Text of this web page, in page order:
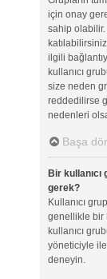
için onay
sahip olabilir.
ilgili
kullanıcı
size neden
reddedilirse
nedenleri
Başa
Bir
gerek?
Kullanıcı
genellikle bir
kullanıcı
yöneticiyle
deneyin.